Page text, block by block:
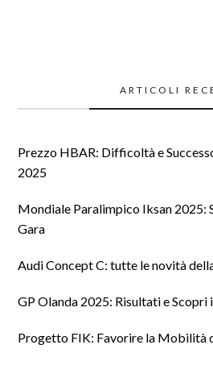
ARTICOLI
Prezzo HBAR: Difficoltà e
2025
Mondiale Paralimpico Iksan 2025:
Gara
Audi Concept C: tutte le novità
GP Olanda 2025: Risultati e Scopri
Progetto FIK: Favorire la Mobilità